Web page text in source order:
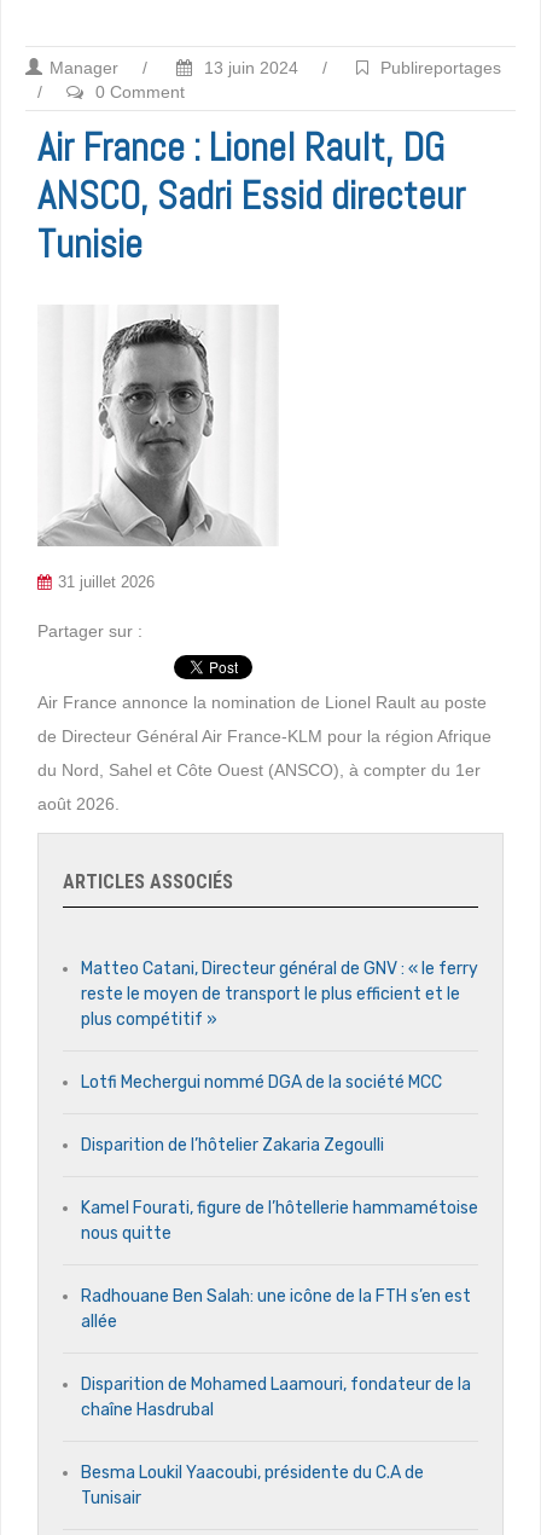
Manager / 13 juin 2024 /
Publireportages
/
0 Comment
Air France : Lionel Rault, DG
ANSCO, Sadri Essid directeur
Tunisie
31 juillet 2026
Partager sur :
Air France annonce la nomination de Lionel Rault au poste
de Directeur Général Air France-KLM pour la région Afrique
du Nord, Sahel et Côte Ouest (ANSCO), à compter du 1er
août 2026.
ARTICLES ASSOCIÉS
Matteo Catani, Directeur général de GNV : « le ferry
reste le moyen de transport le plus efficient et le
plus compétitif »
Lotfi Mechergui nommé DGA de la société MCC
Disparition de l’hôtelier Zakaria Zegoulli
Kamel Fourati, figure de l’hôtellerie hammamétoise
nous quitte
Radhouane Ben Salah: une icône de la FTH s’en est
allée
Disparition de Mohamed Laamouri, fondateur de la
chaîne Hasdrubal
Besma Loukil Yaacoubi, présidente du C.A de
Tunisair